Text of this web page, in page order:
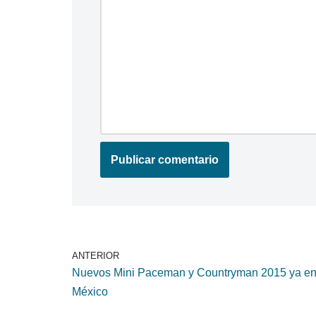
ANTERIOR
Nuevos Mini Paceman y Countryman 2015 ya en
México